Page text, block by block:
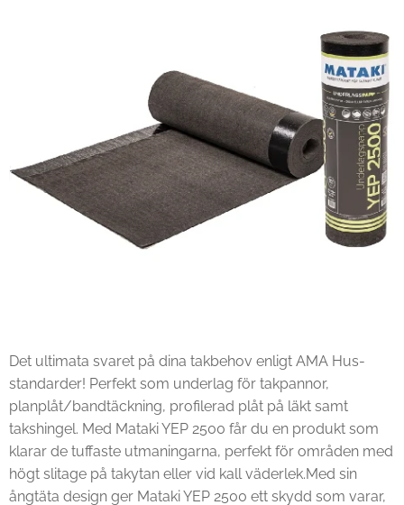
Det ultimata svaret på dina takbehov enligt AMA Hus-
standarder! Perfekt som underlag för takpannor,
planplåt/bandtäckning, profilerad plåt på läkt samt
takshingel. Med Mataki YEP 2500 får du en produkt som
klarar de tuffaste utmaningarna, perfekt för områden med
högt slitage på takytan eller vid kall väderlek.Med sin
ångtäta design ger Mataki YEP 2500 ett skydd som varar,